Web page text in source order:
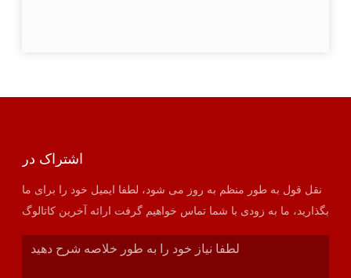
اشتراک در
نقل قول به طور منظم به روز می شود، لطفا ایمیل خود را برای ما
بگذارید، ما به زودی با شما تماس خواهیم گرفت ارائه آخرین کاتالوگ